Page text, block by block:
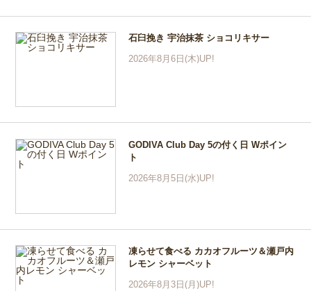
石臼挽き 宇治抹茶 ショコリキサー
2026年8月6日(木)UP!
GODIVA Club Day 5の付く日 Wポイン
ト
2026年8月5日(水)UP!
凍らせて食べる カカオフルーツ＆瀬戸内
レモン シャーベット
2026年8月3日(月)UP!